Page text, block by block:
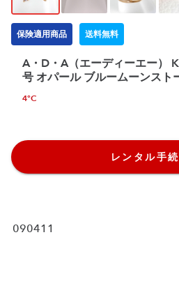
保険適用商品 送料無料
A・D・A（エーディーエー）
号 オパール ブルームーンスト
4°C
レンタル手
090411